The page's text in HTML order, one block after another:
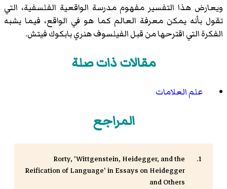
ويعارض هذا التفسير مفهوم مدرسة الواقعية الفلسفية، التي
تقول بأنه يمكن معرفة العالم كما هو في الواقع، فيما يشبه
الفكرة التي اقترحها من قبل الفيلسوف هنري بابكوك فيتش.
مقالات ذات صلة
علم العلامات
المراجع
Rorty, 'Wittgenstein, Heidegger, and the
Reification of Language' in Essays on Heidegger
and Others